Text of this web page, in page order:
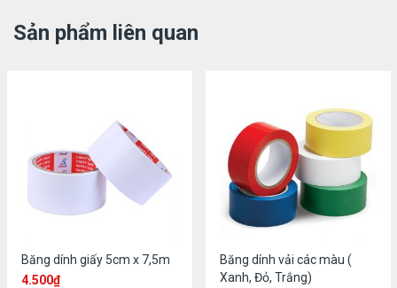
Sản phẩm liên quan
Băng dính giấy 5cm x 7,5m
4.500₫
Băng dính vải các màu (
Xanh, Đỏ, Trắng)